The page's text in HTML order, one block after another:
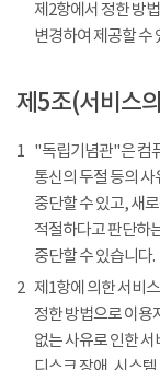
제2항에서 정한 방
변경하여 제공할 수
제5조(서비스
1 "독립기념관"은 컴
통신의 두절 등의
중단할 수 있고, 새
적절하다고 판단하
중단할 수 있습니다.
2 제1항에 의한 서비
정한 방법으로 이용
없는 사유로 인한